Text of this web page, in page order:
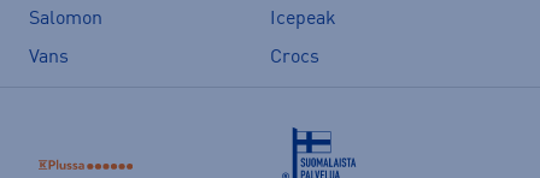
Salomon
Icepeak
Vans
Crocs